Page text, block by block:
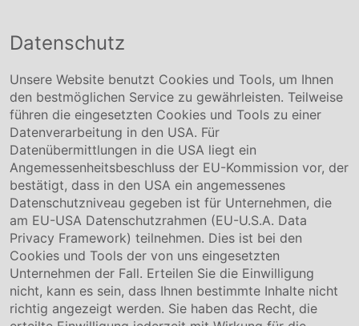
Conmetall Meister GmbH
+49 5141-180
info@conmetallmeister.de
www.conmetallmeister.de
Unternehmen
Über uns
Compliance
Hinweisgebersystem
Karriere
Service & Kontakt
Kontakt
Downloads
Garantiebedingungen
Datenschutz
Unsere Website benutzt Cookies und Tools, um Ihnen
den bestmöglichen Service zu gewährleisten. Teilweise
führen die eingesetzten Cookies und Tools zu einer
Datenverarbeitung in den USA. Für
Datenübermittlungen in die USA liegt ein
Angemessenheitsbeschluss der EU-Kommission vor, der
bestätigt, dass in den USA ein angemessenes
Datenschutzniveau gegeben ist für Unternehmen, die
am EU-USA Datenschutzrahmen (EU-U.S.A. Data
Privacy Framework) teilnehmen. Dies ist bei den
Cookies und Tools der von uns eingesetzten
Unternehmen der Fall. Erteilen Sie die Einwilligung
nicht, kann es sein, dass Ihnen bestimmte Inhalte nicht
richtig angezeigt werden. Sie haben das Recht, die